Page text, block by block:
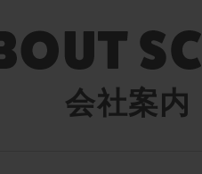
会社案内